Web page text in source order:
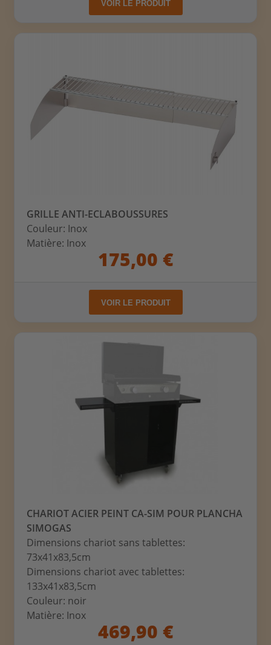
VOIR LE PRODUIT
GRILLE ANTI-ECLABOUSSURES
Couleur: Inox
Matière: Inox
175,00 €
VOIR LE PRODUIT
CHARIOT ACIER PEINT CA-SIM POUR PLANCHA
SIMOGAS
Dimensions chariot sans tablettes:
73x41x83,5cm
Dimensions chariot avec tablettes:
133x41x83,5cm
Couleur: noir
Matière: Inox
469,90 €